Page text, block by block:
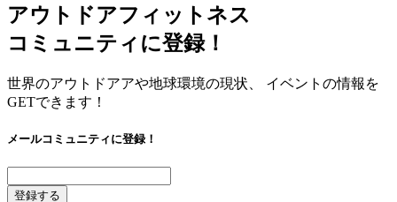
アウトドアフィットネス
コミュニティに登録！
世界のアウトドアアや地球環境の現状、 イベントの情報を
GETできます！
メールコミュニティに登録！